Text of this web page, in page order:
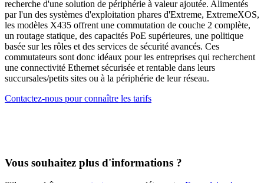
recherche d'une solution de périphérie à valeur ajoutée. Alimentés
par l'un des systèmes d'exploitation phares d'Extreme, ExtremeXOS,
les modèles X435 offrent une commutation de couche 2 complète,
un routage statique, des capacités PoE supérieures, une politique
basée sur les rôles et des services de sécurité avancés. Ces
commutateurs sont donc idéaux pour les entreprises qui recherchent
une connectivité Ethernet sécurisée et rentable dans leurs
succursales/petits sites ou à la périphérie de leur réseau.
Contactez-nous pour connaître les tarifs
Vous souhaitez plus d'informations ?